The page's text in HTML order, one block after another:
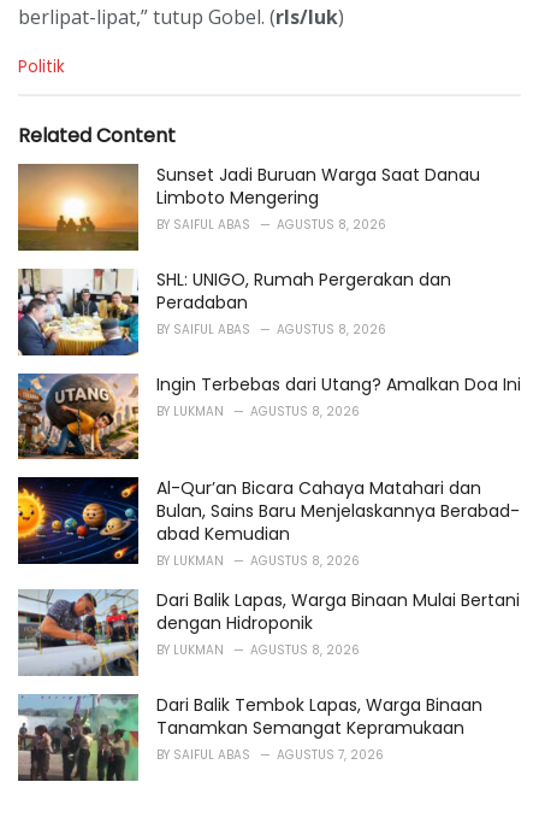
berlipat-lipat,” tutup Gobel. (rls/luk)
C
e
o
r
i
e
:
Politik
Related Content
Sunset Jadi Buruan Warga Saat Danau
Limboto Mengering
BY SAIFUL ABAS AGUSTUS 8, 2026
SHL: UNIGO, Rumah Pergerakan dan
Peradaban
BY SAIFUL ABAS AGUSTUS 8, 2026
Ingin Terbebas dari Utang? Amalkan Doa Ini
BY LUKMAN AGUSTUS 8, 2026
Al-Qur’an Bicara Cahaya Matahari dan
Bulan, Sains Baru Menjelaskannya Berabad-
abad Kemudian
BY LUKMAN AGUSTUS 8, 2026
Dari Balik Lapas, Warga Binaan Mulai Bertani
dengan Hidroponik
BY LUKMAN AGUSTUS 8, 2026
Dari Balik Tembok Lapas, Warga Binaan
Tanamkan Semangat Kepramukaan
BY SAIFUL ABAS AGUSTUS 7, 2026